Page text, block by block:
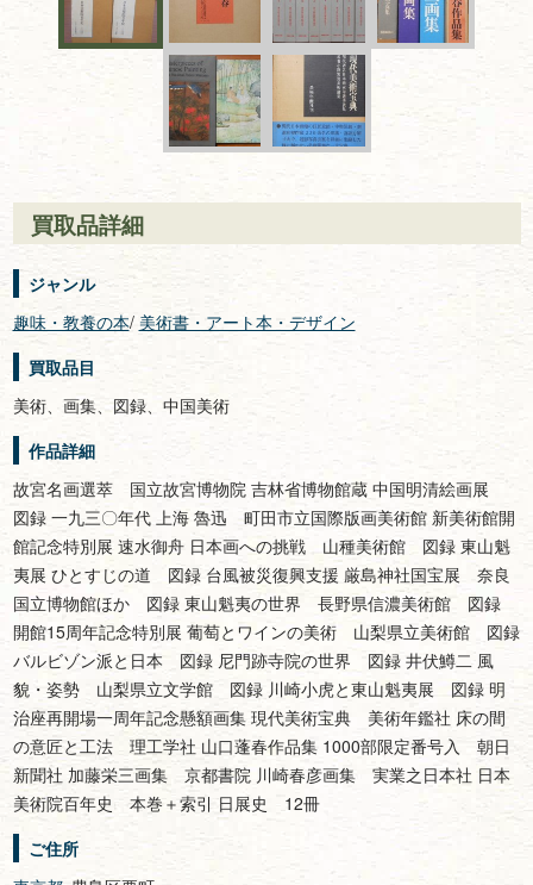
買取品詳細
ジャンル
趣味・教養の本/ 美術書・アート本・デザイン
買取品目
美術、画集、図録、中国美術
作品詳細
故宮名画選萃 国立故宮博物院 吉林省博物館蔵 中国明清絵画展
図録 一九三〇年代 上海 魯迅 町田市立国際版画美術館 新美術館開
館記念特別展 速水御舟 日本画への挑戦 山種美術館 図録 東山魁
夷展 ひとすじの道 図録 台風被災復興支援 厳島神社国宝展 奈良
国立博物館ほか 図録 東山魁夷の世界 長野県信濃美術館 図録
開館15周年記念特別展 葡萄とワインの美術 山梨県立美術館 図録
バルビゾン派と日本 図録 尼門跡寺院の世界 図録 井伏鱒二 風
貌・姿勢 山梨県立文学館 図録 川崎小虎と東山魁夷展 図録 明
治座再開場一周年記念懸額画集 現代美術宝典 美術年鑑社 床の間
の意匠と工法 理工学社 山口蓬春作品集 1000部限定番号入 朝日
新聞社 加藤栄三画集 京都書院 川崎春彦画集 実業之日本社 日本
美術院百年史 本巻＋索引 日展史 12冊
ご住所